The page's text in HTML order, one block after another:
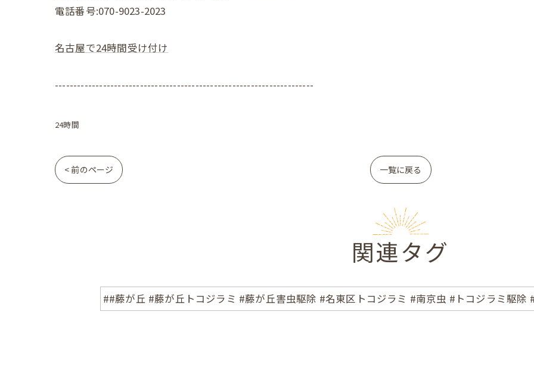
電話番号:070-9023-2023
名古屋で24時間受け付け
----------------------------------------------------------------------
24時間
< 前のページ 一覧に戻る
関連タグ
##藤が丘 #藤が丘トコジラミ #藤が丘害虫駆除 #名東区トコジラミ #南京虫 #トコジラミ駆除